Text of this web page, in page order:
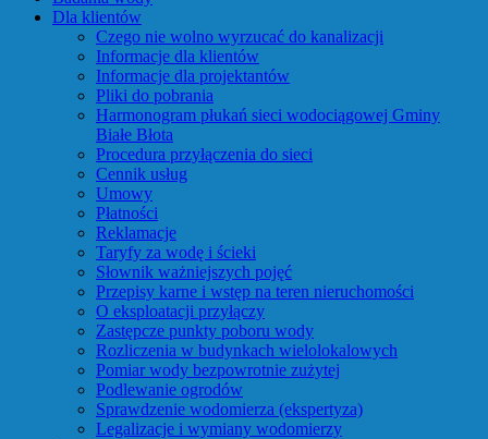
Dla klientów
Czego nie wolno wyrzucać do kanalizacji
Informacje dla klientów
Informacje dla projektantów
Pliki do pobrania
Harmonogram płukań sieci wodociągowej Gminy
Białe Błota
Procedura przyłączenia do sieci
Cennik usług
Umowy
Płatności
Reklamacje
Taryfy za wodę i ścieki
Słownik ważniejszych pojęć
Przepisy karne i wstęp na teren nieruchomości
O eksploatacji przyłączy
Zastępcze punkty poboru wody
Rozliczenia w budynkach wielolokalowych
Pomiar wody bezpowrotnie zużytej
Podlewanie ogrodów
Sprawdzenie wodomierza (ekspertyza)
Legalizacje i wymiany wodomierzy